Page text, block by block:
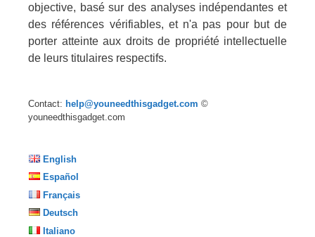
objective, basé sur des analyses indépendantes et
des références vérifiables, et n'a pas pour but de
porter atteinte aux droits de propriété intellectuelle
de leurs titulaires respectifs.
Contact: help@youneedthisgadget.com ©
youneedthisgadget.com
English
Español
Français
Deutsch
Italiano